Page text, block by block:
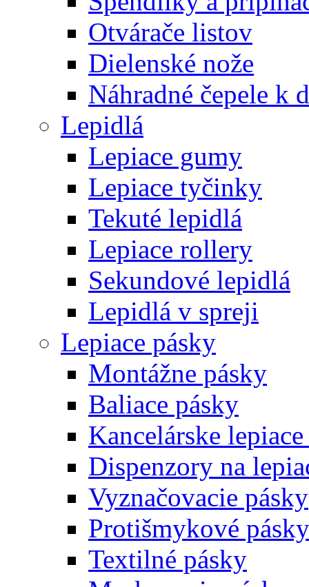
Otvárače listov
Dielenské nože
Náhradné čepele k
Lepidlá
Lepiace gumy
Lepiace tyčinky
Tekuté lepidlá
Lepiace rollery
Sekundové lepidlá
Lepidlá v spreji
Lepiace pásky
Montážne pásky
Baliace pásky
Kancelárske
Dispenzory na
Vyznačovacie pásky
Protišmykové pásky
Textilné pásky